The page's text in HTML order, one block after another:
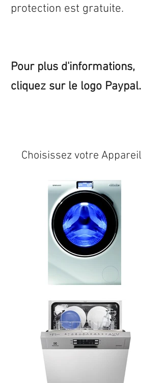
protection est gratuite.
Pour plus d'informations,
cliquez sur le logo Paypal.
Choisissez votre Appareil